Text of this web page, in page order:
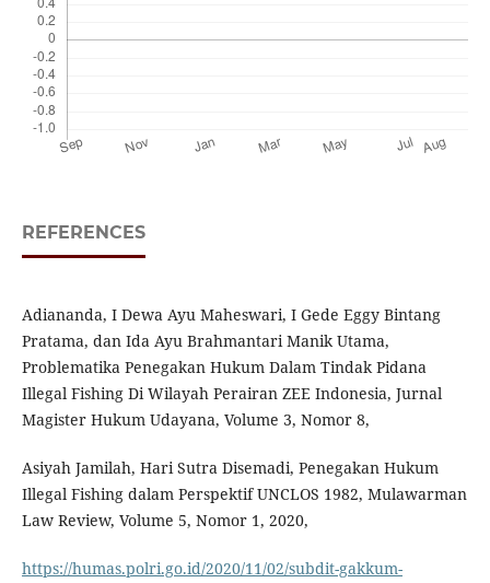
REFERENCES
Adiananda, I Dewa Ayu Maheswari, I Gede Eggy Bintang
Pratama, dan Ida Ayu Brahmantari Manik Utama,
Problematika Penegakan Hukum Dalam Tindak Pidana
Illegal Fishing Di Wilayah Perairan ZEE Indonesia, Jurnal
Magister Hukum Udayana, Volume 3, Nomor 8,
Asiyah Jamilah, Hari Sutra Disemadi, Penegakan Hukum
Illegal Fishing dalam Perspektif UNCLOS 1982, Mulawarman
Law Review, Volume 5, Nomor 1, 2020,
https://humas.polri.go.id/2020/11/02/subdit-gakkum-